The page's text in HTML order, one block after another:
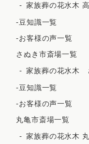
2021年12月
2021年11月
2021年10月
2021年5月
家族葬の花水木
-豆知識一覧
-お客様の声一覧
さぬき市斎場一覧
家族葬の花水木
-豆知識一覧
-お客様の声一覧
丸亀市斎場一覧
家族葬の花水木